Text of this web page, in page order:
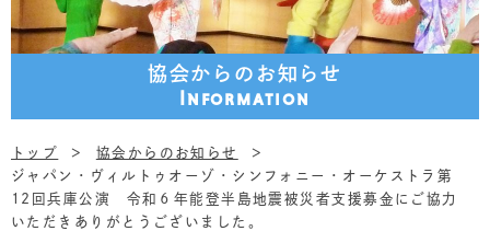
協会からのお知らせ
Information
トップ
協会からのお知らせ
ジャパン・ヴィルトゥオーゾ・シンフォニー・オーケストラ第
12回兵庫公演 令和６年能登半島地震被災者支援募金にご協力
いただきありがとうございました。